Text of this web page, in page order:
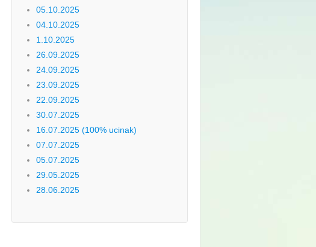
05.10.2025
04.10.2025
1.10.2025
26.09.2025
24.09.2025
23.09.2025
22.09.2025
30.07.2025
16.07.2025 (100% ucinak)
07.07.2025
05.07.2025
29.05.2025
28.06.2025